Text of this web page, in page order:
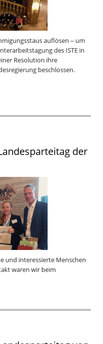
auflösen – um
des ISTE in
Resolution ihre
beschlossen.
der
und interessierte Menschen
waren wir beim